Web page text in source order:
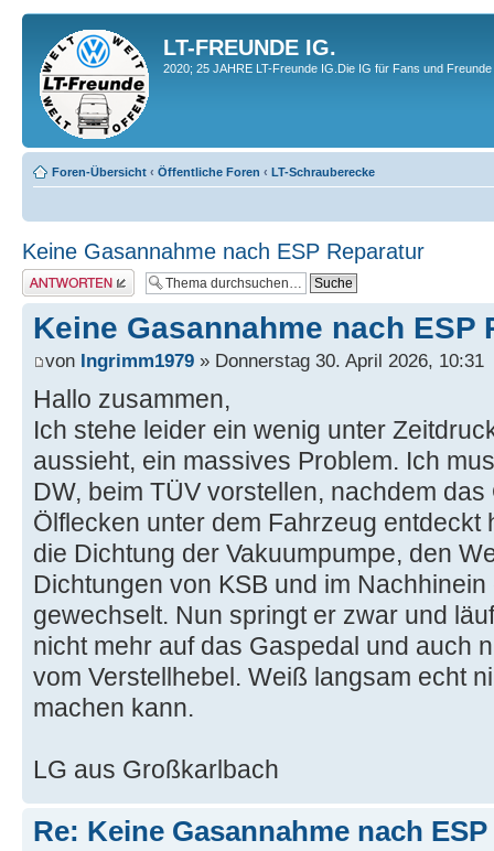
LT-FREUNDE IG.
2020; 25 JAHRE LT-Freunde IG.Die IG für Fans und
Foren-Übersicht ‹ Öffentliche Foren ‹ LT-Schrauberecke
Keine Gasannahme nach ESP Reparatur
Antwort erstellen
Keine Gasannahme nach ESP
von Ingrimm1979 » Donnerstag 30. April 2026, 10:31
Hallo zusammen,
Ich stehe leider ein wenig unter
aussieht, ein massives Problem. Ich
DW, beim TÜV vorstellen, nachdem
Ölflecken unter dem Fahrzeug entdeckt
die Dichtung der Vakuumpumpe, den
Dichtungen von KSB und im
gewechselt. Nun springt er zwar und
nicht mehr auf das Gaspedal und auch
vom Verstellhebel. Weiß langsam echt
machen kann.
LG aus Großkarlbach
Re: Keine Gasannahme nach